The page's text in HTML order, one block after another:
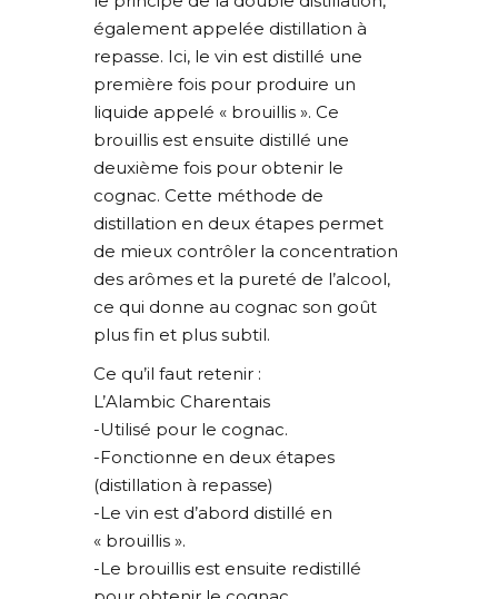
également appelée distillation à
repasse. Ici, le vin est distillé une
première fois pour produire un
liquide appelé « brouillis ». Ce
brouillis est ensuite distillé une
deuxième fois pour obtenir le
cognac. Cette méthode de
distillation en deux étapes permet
de mieux contrôler la concentration
des arômes et la pureté de l’alcool,
ce qui donne au cognac son goût
plus fin et plus subtil.
Ce qu’il faut retenir :
L’Alambic Charentais
-Utilisé pour le cognac.
-Fonctionne en deux étapes
(distillation à repasse)
-Le vin est d’abord distillé en
« brouillis ».
-Le brouillis est ensuite redistillé